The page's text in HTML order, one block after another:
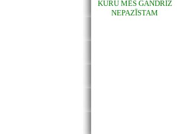
KURU MĒS GANDRĪZ
NEPAZĪSTAM